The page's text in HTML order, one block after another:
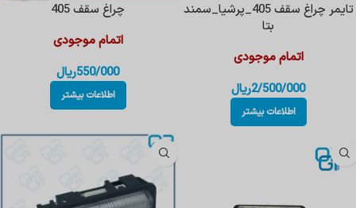
تایمر چراغ سقف 405_پرشیا_سمند
بتا
اتمام موجودی
2/500/000ریال
اطلاعات بیشتر
چراغ سقف 405
اتمام موجودی
550/000ریال
اطلاعات بیشتر